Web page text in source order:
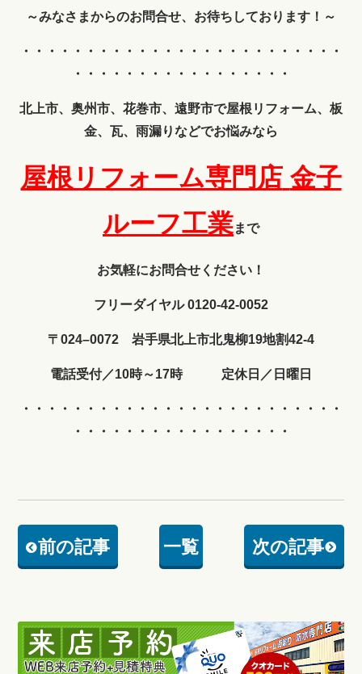
～みなさまからのお問合せ、お待ちしております！～
・・・・・・・・・・・・
・・・・・・・・・・・・・
・・・・・・・・・・・・・・・・・
北上市、奥州市、花巻市、遠野市で屋根リフォーム、板
金、瓦、雨漏りなどでお悩みなら
屋根リフォーム専門店 金子
ルーフ工業まで
お気軽にお問合せください！
フリーダイヤル 0120-42-0052
〒024–0072 岩手県北上市北鬼柳19地割42-4
電話受付／10時～17時 定休日／日曜日
・・・・・・・・・・・・
・・・・・・・・・・・・・
・・・・・・・・・・・・・・・・・
前の記事 一覧 次の記事